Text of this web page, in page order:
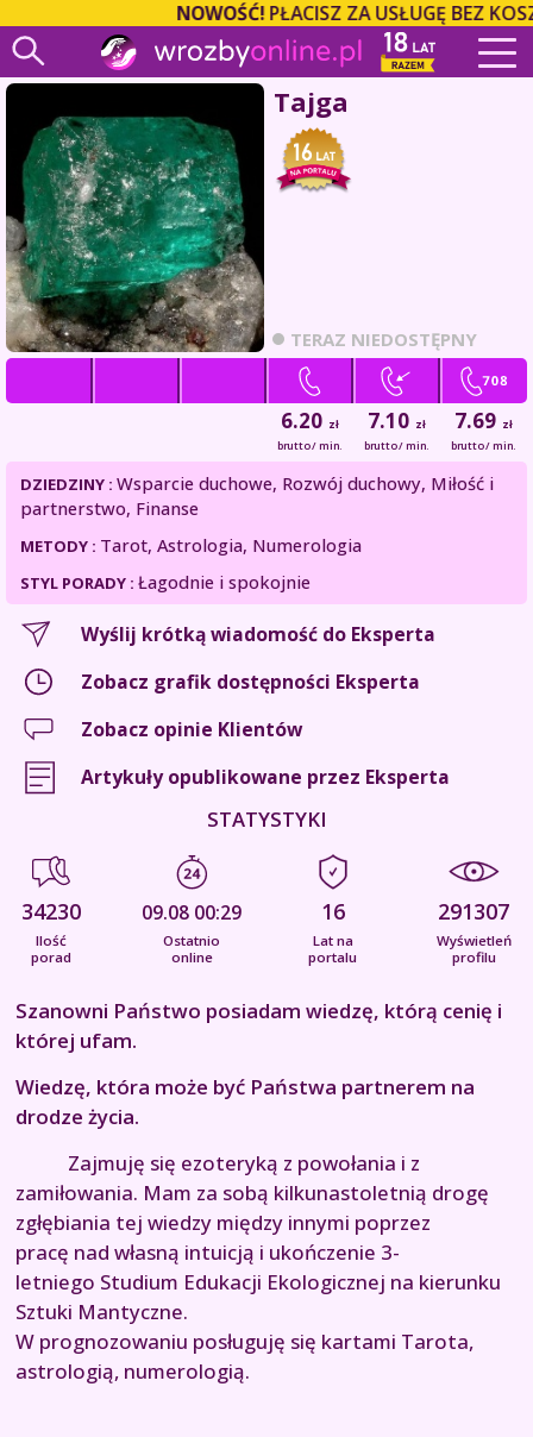
NOWOŚĆ!PŁACISZ ZA USŁUGĘ BEZ
Tajga
TERAZ NIEDOSTĘPNY
6.20 zł
brutto / min.
7.10 zł
brutto / min.
7.69 zł
brutto / min.
DZIEDZINY : Wsparcie duchowe, Rozwój duchowy, Miłość i
partnerstwo, Finanse
METODY : Tarot, Astrologia, Numerologia
STYL PORADY : Łagodnie i spokojnie
Wyślij krótką wiadomość do Eksperta
Zobacz grafik dostępności Eksperta
Zobacz opinie Klientów
Artykuły opublikowane przez Eksperta
STATYSTYKI
34230
Ilość
porad
09.08 00:29
Ostatnio
online
16
Lat na
portalu
291307
Wyświetleń
profilu
Szanowni Państwo posiadam wiedzę, którą cenię i
której ufam.
Wiedzę, która może być Państwa partnerem na
drodze życia.
Zajmuję się ezoteryką z powołania i z
zamiłowania. Mam za sobą kilkunastoletnią drogę
zgłębiania tej wiedzy między innymi poprzez
pracę nad własną intuicją i ukończenie 3-
letniego Studium Edukacji Ekologicznej na kierunku
Sztuki Mantyczne.
W prognozowaniu posługuję się kartami Tarota,
astrologią, numerologią.